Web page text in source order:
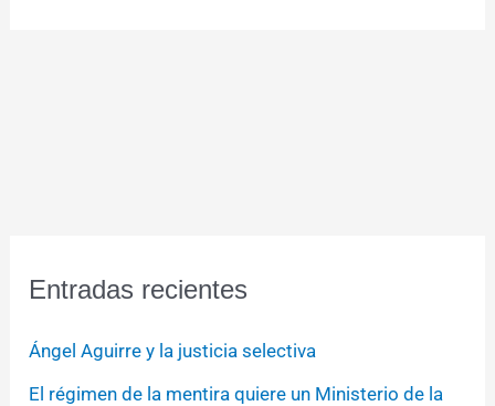
Entradas recientes
Ángel Aguirre y la justicia selectiva
El régimen de la mentira quiere un Ministerio de la